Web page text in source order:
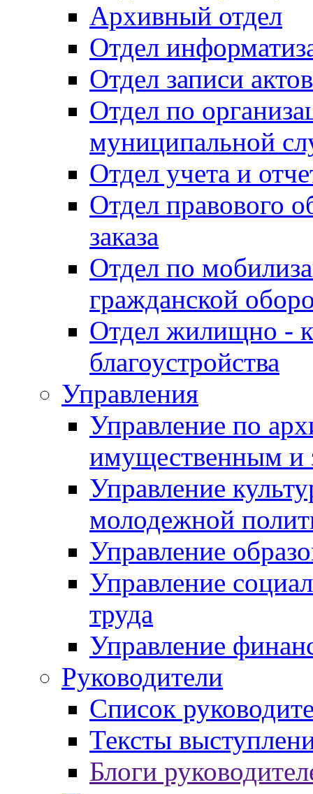
Архивный отдел
Отдел
Отдел записи
Отдел по
муниципальной
Отдел учета и
Отдел правового
заказа
Отдел по
гражданской
Отдел жилищно -
благоустройства
Управления
Управление по
имущественным и
Управление
молодежной
Управление
Управление
труда
Управление
Руководители
Список
Тексты
Блоги